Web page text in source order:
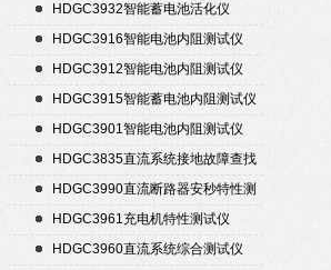
HDGC3932智能蓄电池活化仪
HDGC3916智能电池内阻测试仪
HDGC3912智能电池内阻测试仪
HDGC3915智能蓄电池内阻测试仪
HDGC3901智能电池内阻测试仪
HDGC3835直流系统接地故障查找
仪
HDGC3990直流断路器安秒特性测
试仪
HDGC3961充电机特性测试仪
HDGC3960直流系统综合测试仪